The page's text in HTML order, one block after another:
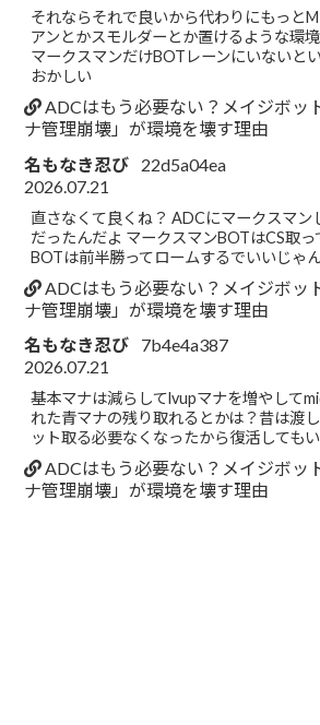
それならそれで良いから代わりにもっと
アンとかスモルダーとか置けるような環
マークスマンだけBOTレーンにいないと
おかしい
ADCはもう必要ない？メイジボッ
ナ管理崩壊」が環境を壊す理由
名もなき忍び
22d5a04ea
2026.07.21
直さなくて良くね？ ADCにマークスマン
だったんだよ マークスマンBOTはCS取
BOTは前半勝ってロームするでいいじゃ
ADCはもう必要ない？メイジボッ
ナ管理崩壊」が環境を壊す理由
名もなき忍び
7b4e4a387
2026.07.21
基本マナは減らしてlvupマナを増やして
れた青マナの残り取れるとかは？昔は渡
ット取る必要なくなったから復活しても
ADCはもう必要ない？メイジボッ
ナ管理崩壊」が環境を壊す理由